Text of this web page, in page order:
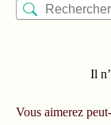
Il
Vous aimerez